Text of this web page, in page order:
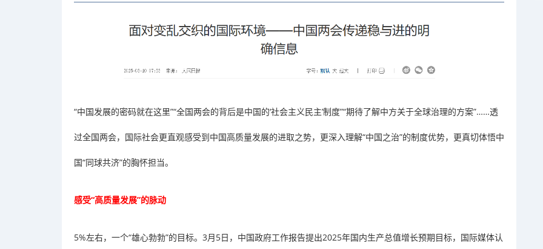
“中国发展的密码就在这里”“全国两会的背后是中国的‘社会主义民主’制度”“期待了解中方关于全球治理的方案”……透
过全国两会，国际社会更直观感受到中国高质量发展的进取之势，更深入理解“中国之治”的制度优势，更真切体悟中
国“同球共济”的胸怀担当。
感受“高质量发展”的脉动
5%左右，一个“雄心勃勃”的目标。3月5日，中国政府工作报告提出2025年国内生产总值增长预期目标，国际媒体认